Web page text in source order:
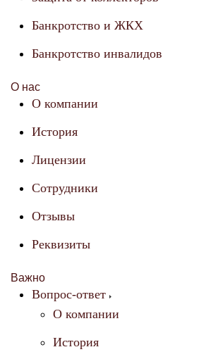
Банкротство и ЖКХ
Банкротство инвалидов
О нас
О компании
История
Лицензии
Сотрудники
Отзывы
Реквизиты
Важно
Вопрос-ответ
О компании
История